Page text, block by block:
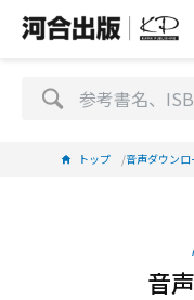
トップ 音声ダウンロ
音